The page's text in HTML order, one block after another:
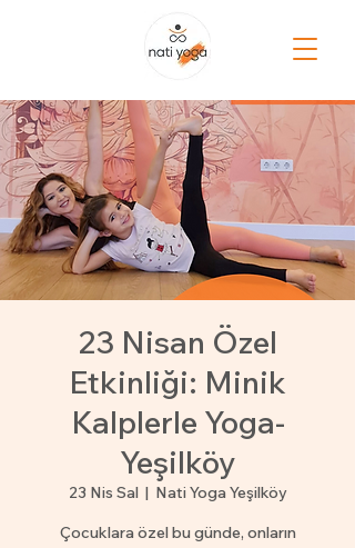
23 Nisan Özel
Etkinliği: Minik
Kalplerle Yoga-
Yeşilköy
23 Nis Sal
  |
Nati Yoga Yeşilköy
Çocuklara özel bu günde, onların